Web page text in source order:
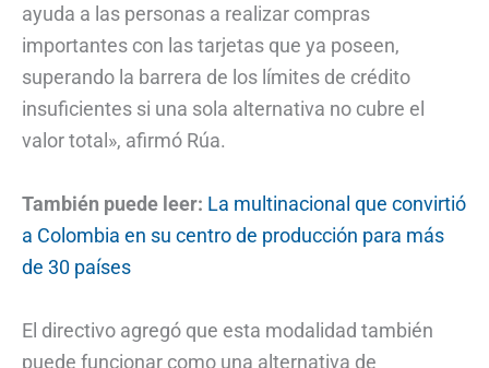
ayuda a las personas a realizar compras
importantes con las tarjetas que ya poseen,
superando la barrera de los límites de crédito
insuficientes si una sola alternativa no cubre el
valor total», afirmó Rúa.
También puede leer: La multinacional que convirtió
a Colombia en su centro de producción para más
de 30 países
El directivo agregó que esta modalidad también
puede funcionar como una alternativa de